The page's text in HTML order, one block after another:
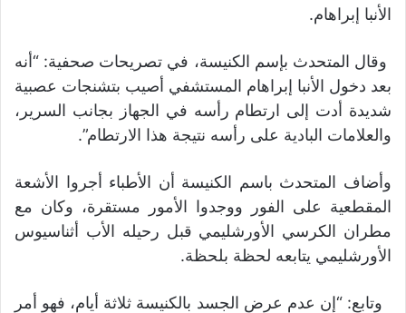
الأنبا إبراهام.
وقال المتحدث بإسم الكنيسة، في تصريحات صحفية: “أنه
بعد دخول الأنبا إبراهام المستشفي أصيب بتشنجات عصبية
شديدة أدت إلى ارتطام رأسه في الجهاز بجانب السرير،
والعلامات البادية على رأسه نتيجة هذا الارتطام”.
وأضاف المتحدث باسم الكنيسة أن الأطباء أجروا الأشعة
المقطعية على الفور ووجدوا الأمور مستقرة، وكان مع
مطران الكرسي الأورشليمي قبل رحيله الأب أثناسيوس
الأورشليمي يتابعه لحظة بلحظة.
وتابع: “إن عدم عرض الجسد بالكنيسة ثلاثة أيام، فهو أمر